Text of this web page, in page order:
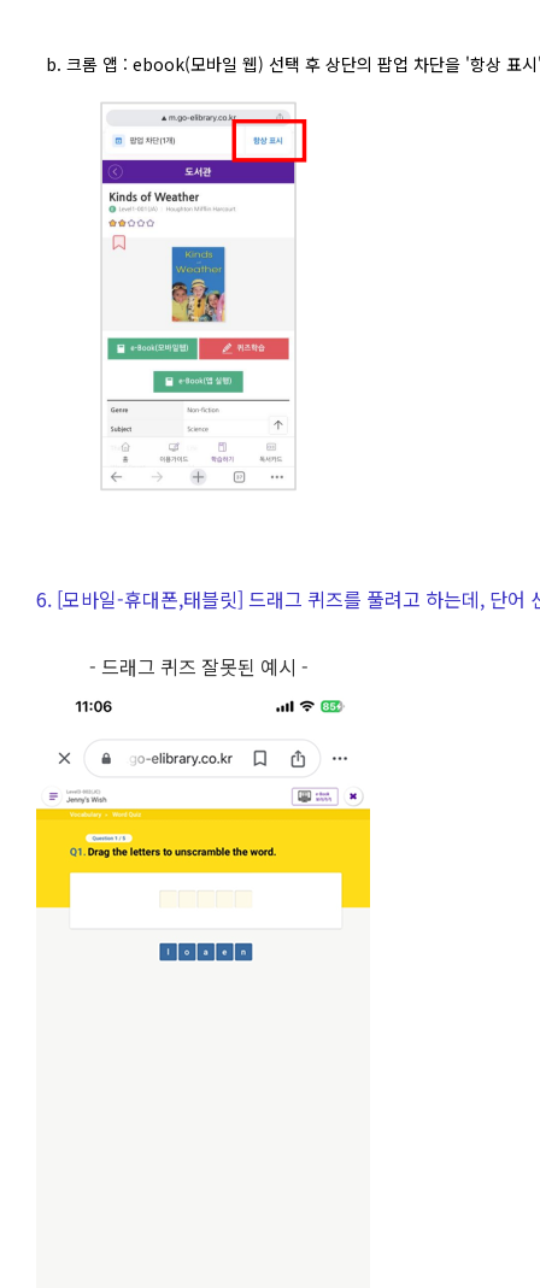
b. 크롬 앱 : ebook(모바일 웹) 선택 후 상단의 팝업 차단을 '항상 표
6. [모바일-휴대폰,태블릿] 드래그 퀴즈를 풀려고 하는데, 단어
- 드래그 퀴즈 잘못된 예시 -